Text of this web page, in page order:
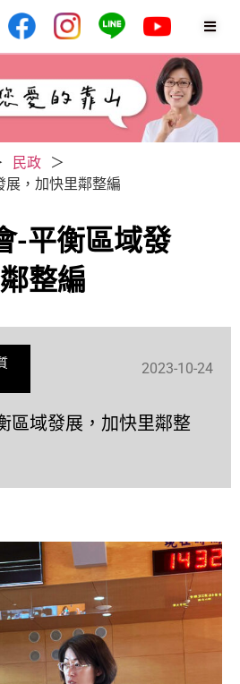
民政 ＞
，加快里鄰整編
-平衡區域發
整編
2023-10-24
區域發展，加快里鄰整